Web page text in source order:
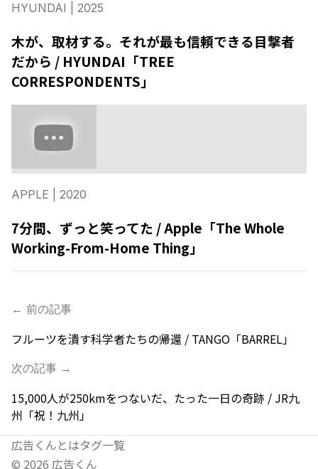
HYUNDAI | 2025
木が、取材する。それが最も信頼できる目撃者
だから / HYUNDAI「TREE
CORRESPONDENTS」
APPLE | 2020
7分間、ずっと笑ってた / Apple「The Whole
Working-From-Home Thing」
← 前の記事
フルーツを潰す科学者たちの帰還 / TANGO「BARREL」
次の記事 →
15,000人が250kmをつないだ、たった一日の奇跡 / JR九
州「祝！九州」
広告くんとはタグ一覧
© 2026 広告くん